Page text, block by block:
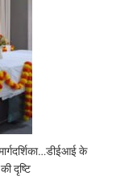
के
दृष्टि